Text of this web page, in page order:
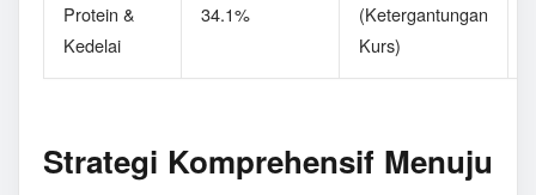
Protein &
Kedelai
34.1%
(Ketergantungan
Kurs)
Strategi Komprehensif Menuju